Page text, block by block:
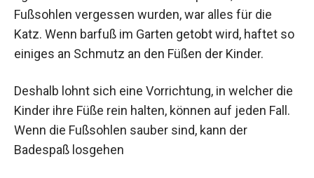
Fußsohlen vergessen wurden, war alles für die
Katz. Wenn barfuß im Garten getobt wird, haftet so
einiges an Schmutz an den Füßen der Kinder.
Deshalb lohnt sich eine Vorrichtung, in welcher die
Kinder ihre Füße rein halten, können auf jeden Fall.
Wenn die Fußsohlen sauber sind, kann der
Badespaß losgehen